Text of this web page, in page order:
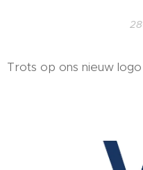
Trots op ons nieuw logo